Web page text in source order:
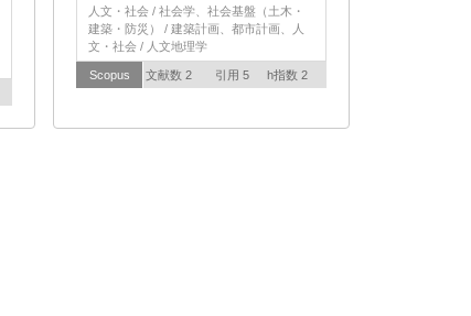
人文・社会 / 社会学、社会基盤（土木・
建築・防災） / 建築計画、都市計画、人
文・社会 / 人文地理学
Scopus 文献数 2 引用 5 h指数 2